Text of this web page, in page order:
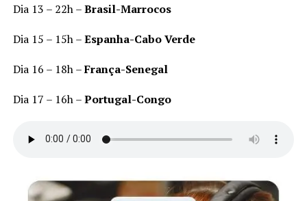
Dia 13 – 22h –Brasil-Marrocos
Dia 15 – 15h –Espanha-Cabo Verde
Dia 16 – 18h –França-Senegal
Dia 17 – 16h –Portugal-Congo